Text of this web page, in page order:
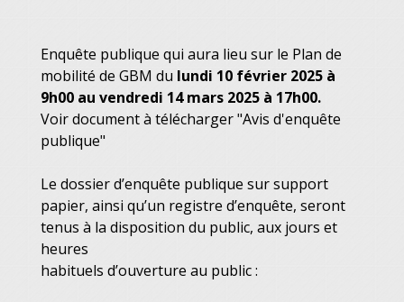
Enquête publique qui aura lieu sur le Plan de
mobilité de GBM du lundi 10 février 2025 à
9h00 au vendredi 14 mars 2025 à 17h00.
Voir document à télécharger "Avis d'enquête
publique"
Le dossier d’enquête publique sur support
papier, ainsi qu’un registre d’enquête, seront
tenus à la disposition du public, aux jours et
heures
habituels d’ouverture au public :